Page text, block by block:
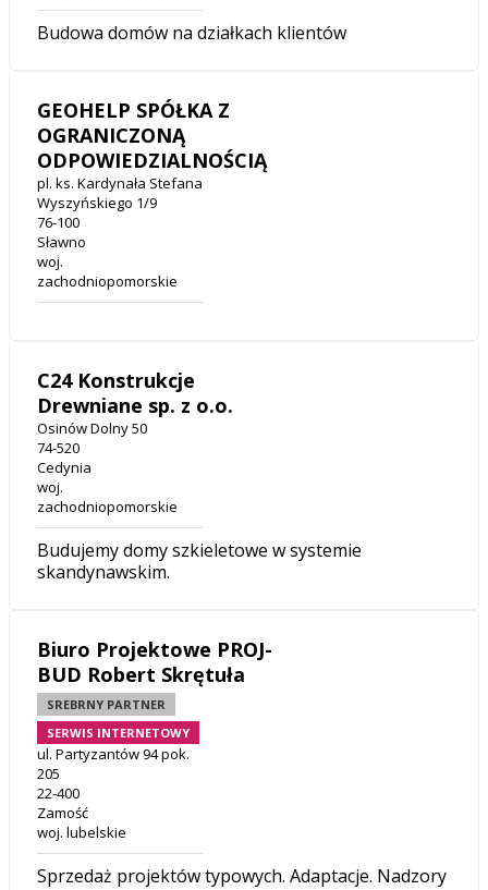
Budowa domów na działkach klientów
GEOHELP SPÓŁKA Z
OGRANICZONĄ
ODPOWIEDZIALNOŚCIĄ
pl. ks. Kardynała Stefana
Wyszyńskiego 1/9
76-100
Sławno
woj.
zachodniopomorskie
C24 Konstrukcje
Drewniane sp. z o.o.
Osinów Dolny 50
74-520
Cedynia
woj.
zachodniopomorskie
Budujemy domy szkieletowe w systemie
skandynawskim.
Biuro Projektowe PROJ-
BUD Robert Skrętuła
SREBRNY PARTNER
SERWIS INTERNETOWY
ul. Partyzantów 94 pok.
205
22-400
Zamość
woj. lubelskie
Sprzedaż projektów typowych. Adaptacje. Nadzory